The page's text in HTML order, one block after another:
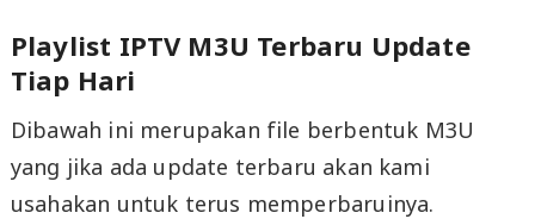
Playlist IPTV M3U Terbaru Update
Tiap Hari
Dibawah ini merupakan file berbentuk M3U
yang jika ada update terbaru akan kami
usahakan untuk terus memperbaruinya.